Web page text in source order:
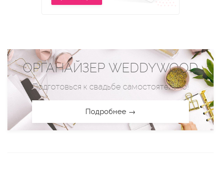
ОРГАНАЙЗЕР WEDDYWOOD
Подготовься к свадьбе самостоятельно!
Подробнее →